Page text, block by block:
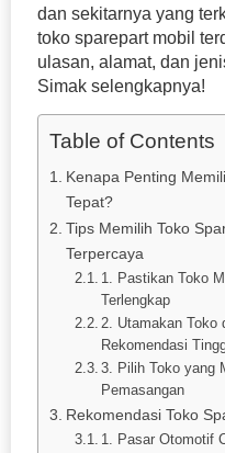
dan sekitarnya yang
toko sparepart mobil
ulasan, alamat, dan
Simak selengkapnya!
Table of Contents
Kenapa Penting
Tepat?
Tips Memilih Toko
Terpercaya
1. Pastikan Toko
Terlengkap
2. Utamakan Toko
Rekomendasi
3. Pilih Toko yang
Pemasangan
Rekomendasi Toko
1. Pasar Otomotif